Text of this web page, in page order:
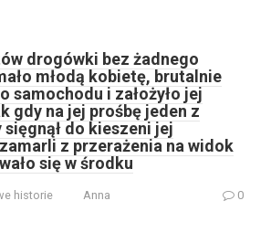
drogówki bez żadnego
młodą kobietę, brutalnie
samochodu i założyło jej
gdy na jej prośbę jeden z
do kieszeni jej
z przerażenia na widok
się w środku
historie Anna 0